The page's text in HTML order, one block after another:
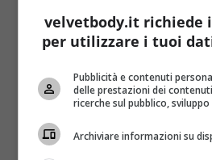
Puntura medusa: rimedi
non fare assolutamente
Roberta Gerboni
velvetbody.it richiede
per utilizzare i tuoi
Pubblicità e contenuti
delle prestazioni dei
ricerche sul pubblico,
Archiviare informazioni su